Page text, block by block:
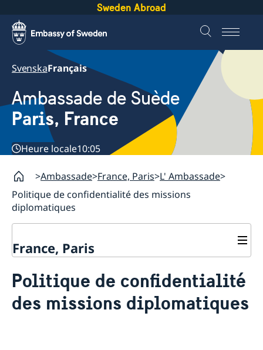
Sweden Abroad
SvenskaFrançais
Ambassade de Suède
Paris, France
Heure locale10:05
Ambassade France, Paris L' Ambassade
Politique de confidentialité des missions
diplomatiques
France, Paris
À propos de la Suède
Contact / Horaires
Politique de confidentialité
des missions diplomatiques